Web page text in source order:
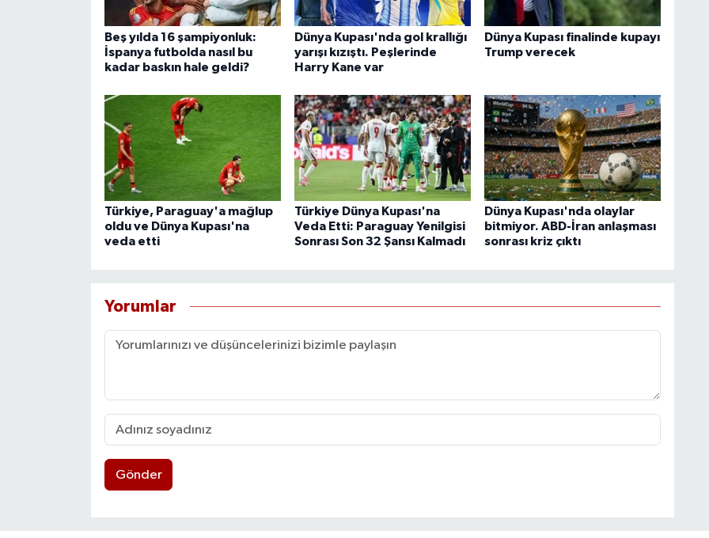
Beş yılda 16 şampiyonluk:
İspanya futbolda nasıl bu
kadar baskın hale geldi?
Dünya Kupası'nda gol krallığı
yarışı kızıştı. Peşlerinde
Harry Kane var
Dünya Kupası finalinde kupayı
Trump verecek
Türkiye, Paraguay'a mağlup
oldu ve Dünya Kupası'na
veda etti
Türkiye Dünya Kupası'na
Veda Etti: Paraguay Yenilgisi
Sonrası Son 32 Şansı Kalmadı
Dünya Kupası'nda olaylar
bitmiyor. ABD-İran anlaşması
sonrası kriz çıktı
Yorumlar
Gönder